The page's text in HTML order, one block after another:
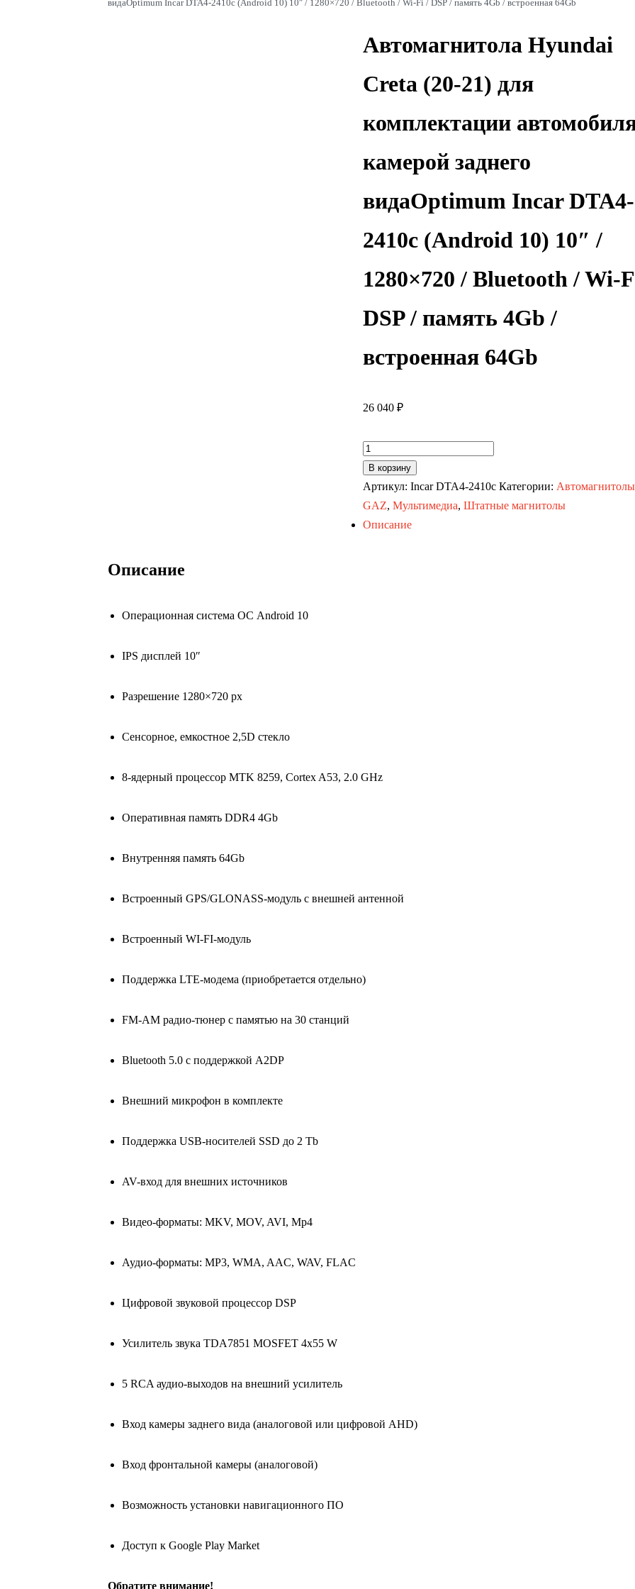
видаOptimum Incar DTA4-2410c (Android 10) 10″ / 1280×720 / Bluetooth / Wi-Fi / DSP / память 4Gb / встроенная 64Gb
Автомагнитола Hyundai
Creta (20-21) для
комплектации
камерой заднего
видаOptimum Incar DTA4-
2410c (Android 10) 10″ /
1280×720 / Bluetooth / Wi-
DSP / память 4Gb /
встроенная 64Gb
26 040 ₽
Количество
товара
Автомагнитола
Hyundai
Creta
(Android
DSP
В корзину
Артикул: Incar DTA4-2410c Категории: Автомагнитолы
GAZ, Мультимедиа, Штатные магнитолы
Описание
Описание
Операционная система ОС Android 10
IPS дисплей 10″
Разрешение 1280×720 px
Сенсорное, емкостное 2,5D стекло
8-ядерный процессор MTK 8259, Cortex A53, 2.0 GHz
Оперативная память DDR4 4Gb
Внутренняя память 64Gb
Встроенный GPS/GLONASS-модуль с внешней антенной
Встроенный WI-FI-модуль
Поддержка LTE-модема (приобретается отдельно)
FM-AM радио-тюнер с памятью на 30 станций
Bluetooth 5.0 с поддержкой A2DP
Внешний микрофон в комплекте
Поддержка USB-носителей SSD до 2 Tb
AV-вход для внешних источников
Видео-форматы: MKV, MOV, AVI, Mp4
Аудио-форматы: MP3, WMA, AAC, WAV, FLAC
Цифровой звуковой процессор DSP
Усилитель звука TDA7851 MOSFET 4х55 W
5 RCA аудио-выходов на внешний усилитель
Вход камеры заднего вида (аналоговой или цифровой AHD)
Вход фронтальной камеры (аналоговой)
Возможность установки навигационного ПО
Доступ к Google Play Market
Обратите внимание!